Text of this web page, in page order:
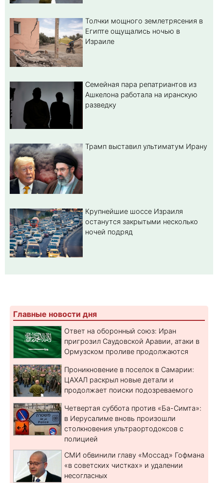
Толчки мощного землетрясения в
Египте ощущались ночью в
Израиле
Семейная пара репатриантов из
Ашкелона работала на иранскую
разведку
Трамп выставил ультиматум Ирану
Крупнейшие шоссе Израиля
останутся закрытыми несколько
ночей подряд
Главные новости дня
Ответ на оборонный союз: Иран
пригрозил Саудовской Аравии, атаки в
Ормузском проливе продолжаются
Проникновение в поселок в Самарии:
ЦАХАЛ раскрыл новые детали и
продолжает поиски подозреваемого
Четвертая суббота против «Ба-Симта»:
в Иерусалиме вновь произошли
столкновения ультраортодоксов с
полицией
СМИ обвинили главу «Моссад» Гофмана
«в советских чистках» и удалении
несогласных